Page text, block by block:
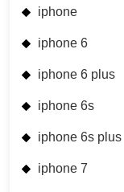
iphone
iphone 6
iphone 6 plus
iphone 6s
iphone 6s plus
iphone 7